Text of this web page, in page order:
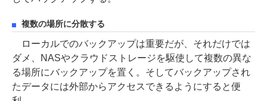
複数の場所に分散する
ローカルでのバックアップは重要だが、それだけでは
ダメ、NASやクラウドストレージを駆使して複数の異な
る場所にバックアップを置く。そしてバックアップされ
たデータには外部からアクセスできるようにすると便